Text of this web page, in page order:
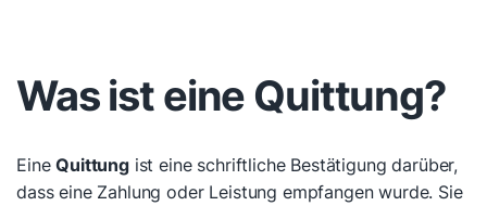
Was ist eine Quittung?
EineQuittungist eine schriftliche Bestätigung darüber,
dass eine Zahlung oder Leistung empfangen wurde. Sie